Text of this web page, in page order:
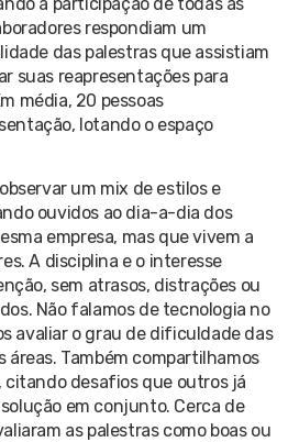
respondiam um
das palestras que assistiam
suas reapresentações para
média, 20 pessoas
lotando o espaço
um mix de estilos e
ouvidos ao dia-a-dia dos
empresa, mas que vivem a
A disciplina e o interesse
sem atrasos, distrações ou
Não falamos de tecnologia no
avaliar o grau de dificuldade das
áreas. Também compartilhamos
desafios que outros já
em conjunto. Cerca de
as palestras como boas ou